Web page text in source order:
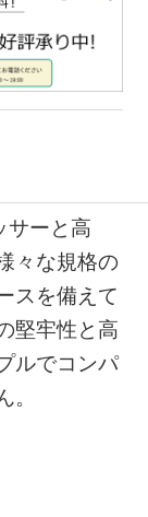
サーと高
々な規格の
スを備えて
堅牢性と高
ルでコンパ
。